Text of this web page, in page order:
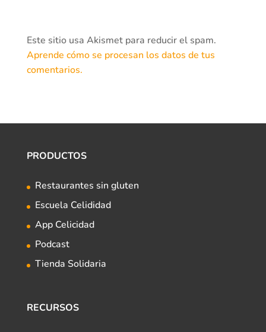
Este sitio usa Akismet para reducir el spam.
Aprende cómo se procesan los datos de tus
comentarios.
PRODUCTOS
Restaurantes sin gluten
Escuela Celididad
App Celicidad
Podcast
Tienda Solidaria
RECURSOS